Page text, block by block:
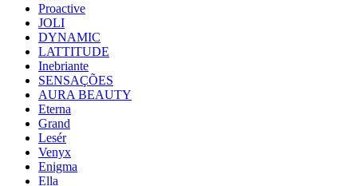
Proactive
JOLI
DYNAMIC
LATTITUDE
Inebriante
SENSAÇÕES
AURA BEAUTY
Eterna
Grand
Lesér
Venyx
Enigma
Ella